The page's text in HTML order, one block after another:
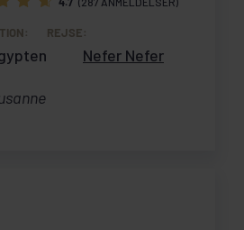
REJSE:
Nefer Nefer